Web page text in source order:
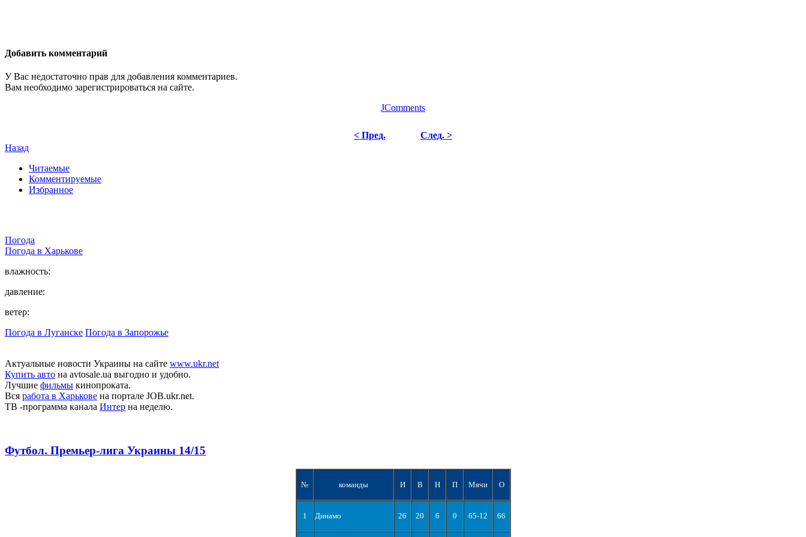
Добавить комментарий
У Вас недостаточно прав для добавления комментариев.
Вам необходимо зарегистрироваться на сайте.
JComments
< Пред.
След. >
Назад
Читаемые
Комментируемые
Избранное
Погода
Погода в Харькове
влажность:
давление:
ветер:
Погода в Луганске Погода в Запорожье
Актуальные новости Украины на сайте www.ukr.net
Купить авто на avtosale.ua выгодно и удобно.
Лучшие фильмы кинопроката.
Вся работа в Харькове на портале JOB.ukr.net.
ТВ -программа канала Интер на неделю.
Футбол. Премьер-лига Украины 14/15
№ команды И В Н П Мячи О
1 Динамо 26 20 6 0 65-12 66